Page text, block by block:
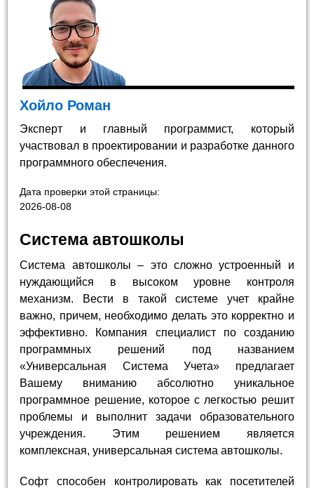
Хойло Роман
Эксперт и главный программист, который
участвовал в проектировании и разработке данного
программного обеспечения.
Дата проверки этой страницы:
2026-08-08
Система автошколы
Система автошколы – это сложно устроенный и
нуждающийся в высоком уровне контроля
механизм. Вести в такой системе учет крайне
важно, причем, необходимо делать это корректно и
эффективно. Компания специалист по созданию
программных решений под названием
«Универсальная Система Учета» предлагает
Вашему вниманию абсолютно уникальное
программное решение, которое с легкостью решит
проблемы и выполнит задачи образовательного
учреждения. Этим решением является
комплексная, универсальная система автошколы.
Софт способен контролировать как посетителей